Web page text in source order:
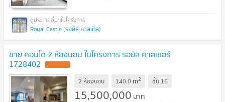
Royal Castle (รอยัล คาสเทิล)
ขาย คอนโด 2 ห้องนอน ในโครงการ รอยัล คาสเซอร์
1728402
2 ห้องนอน 140.0 m2 ชั้น 16
15,500,000 บาท